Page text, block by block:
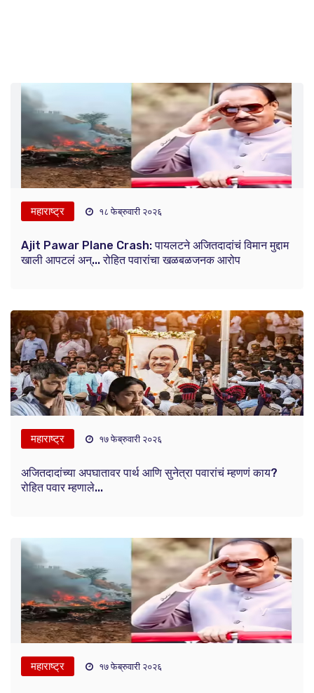
महाराष्ट्र १८ फेब्रुवारी २०२६
Ajit Pawar Plane Crash: पायलटने अजितदादांचं विमान मुद्दाम
खाली आपटलं अन्... रोहित पवारांचा खळबळजनक आरोप
महाराष्ट्र १७ फेब्रुवारी २०२६
अजितदादांच्या अपघातावर पार्थ आणि सुनेत्रा पवारांचं म्हणणं काय?
रोहित पवार म्हणाले...
महाराष्ट्र १७ फेब्रुवारी २०२६